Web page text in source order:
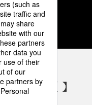
5
アカウント